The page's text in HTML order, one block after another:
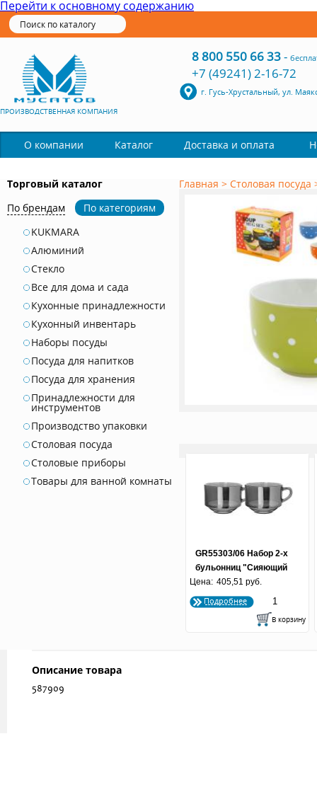
Перейти к основному содержанию
ПРОИЗВОДСТВЕННАЯ КОМПАНИЯ
8 800 550 66 33-
+7 (49241) 2-16-72
г. Гусь-Хрустальный, ул.
О компании Каталог Доставка и оплата
Торговый каталог
По брендам
По категориям
KUKMARA
Алюминий
Стекло
Все для дома и сада
Кухонные принадлежности
Кухонный инвентарь
Наборы посуды
Посуда для напитков
Посуда для хранения
Принадлежности для
инструментов
Производство упаковки
Столовая посуда
Столовые приборы
Товары для ванной комнаты
Главная > Столовая посуда
GR55303/06 Набор 2-х
бульонниц "Сияющий
графит" 625 мл 1/8
Цена: 405,51 руб.
Подробнее
Описание товара
587909